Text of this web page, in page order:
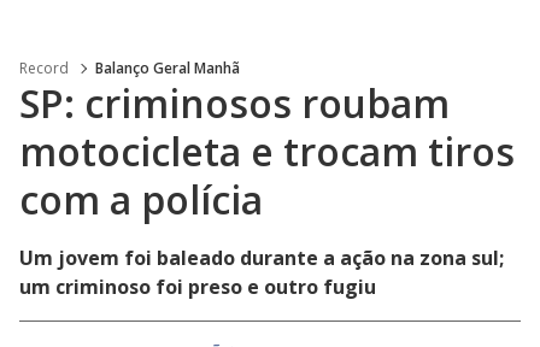
Record Balanço Geral Manhã
SP: criminosos roubam
motocicleta e trocam tiros
com a polícia
Um jovem foi baleado durante a ação na zona sul;
um criminoso foi preso e outro fugiu